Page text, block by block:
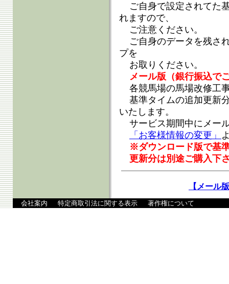
ご自身で設定されてた
れますので、
ご注意ください。
ご自身のデータを残さ
プを
お取りください。
メール版（銀行振込で
各競馬場の馬場改修工
基準タイムの追加更新
いたします。
サービス期間中にメー
「お客様情報の変更」
※ダウンロード版で基
更新分は別途ご購入下
【メール
会社案内 特定商取引法に関する表示 著作権について